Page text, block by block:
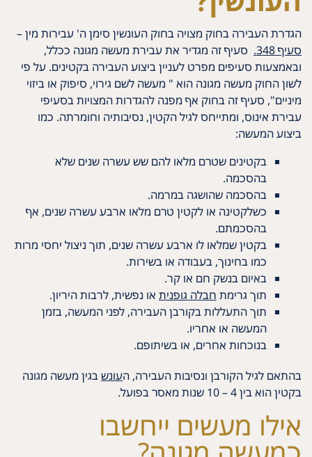
הגדרת העבירה בחוק מצויה בחוק העונשין סימן ה' עבירות מין –
סעיף 348.
סעיף זה מגדיר את עבירת מעשה מגונה ככלל,
ובאמצעות סעיפים מפרט לעניין ביצוע העבירה בקטינים. על פי
לשון החוק מעשה מגונה הוא " מעשה לשם גירוי, סיפוק או ביזוי
מיניים", סעיף זה בחוק אף מפנה להגדרות המצויות בסעיפי
עבירת אינוס, ומתייחס לגיל הקטין, נסיבותיה וחומרתה. כמו
ביצוע המעשה:
בקטינים שטרם מלאו להם שש עשרה שנים שלא
בהסכמה.
בהסכמה שהושגה במרמה.
כשלקטינה או לקטין טרם מלאו ארבע עשרה שנים, אף
בהסכמתם.
בקטין שמלאו לו ארבע עשרה שנים, תוך ניצול יחסי מרות
כמו בחינוך, בעבודה או בשירות.
באיום בנשק חם או קר.
תוך גרימת חבלה גופנית או נפשית, לרבות היריון.
תוך התעללות בקורבן העבירה, לפני המעשה, בזמן
המעשה או אחריו.
בנוכחות אחרים, או בשיתופם.
בהתאם לגיל הקורבן ונסיבות העבירה, העונשבגין מעשה מגונה
בקטין הוא בין 4 – 10 שנות מאסר בפועל.
אילו מעשים ייחשבו